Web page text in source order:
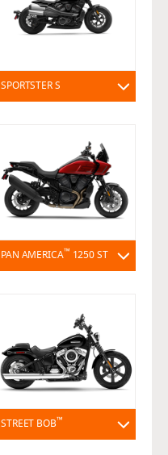
SPORTSTER S
PAN AMERICA™ 1250 ST
STREET BOB™